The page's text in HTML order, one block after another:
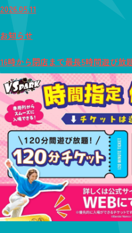
2026.05.11
お知らせ
16時から閉店まで最長5時間遊び